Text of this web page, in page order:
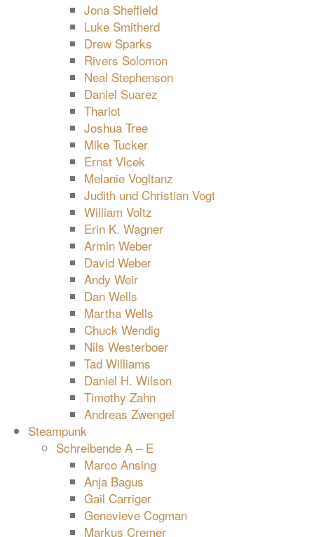
Jona Sheffield
Luke Smitherd
Drew Sparks
Rivers Solomon
Neal Stephenson
Daniel Suarez
Thariot
Joshua Tree
Mike Tucker
Ernst Vlcek
Melanie Vogltanz
Judith und Christian Vogt
William Voltz
Erin K. Wagner
Armin Weber
David Weber
Andy Weir
Dan Wells
Martha Wells
Chuck Wendig
Nils Westerboer
Tad Williams
Daniel H. Wilson
Timothy Zahn
Andreas Zwengel
Steampunk
Schreibende A – E
Marco Ansing
Anja Bagus
Gail Carriger
Genevieve Cogman
Markus Cremer